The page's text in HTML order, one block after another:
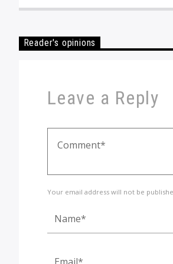
Reader's opinions
Leave a Reply
Your email address will not be